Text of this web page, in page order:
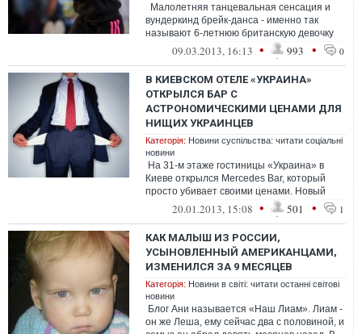
Малолетняя танцевальная сенсация и
вундеркинд брейк-данса - именно так
называют 6-летнюю британскую девочку
со сценическим именем "Би Гёл Терр...
09.03.2013, 16:13 • 993 • 0
В КИЕВСКОМ ОТЕЛЕ «УКРАИНА»
ОТКРЫЛСЯ БАР С
АСТРОНОМИЧЕСКИМИ ЦЕНАМИ ДЛЯ
НИЩИХ УКРАИНЦЕВ
Категорія: Новини суспільства: читати соціальні
новини
На 31-м этаже гостиницы «Украина» в
Киеве открылся Mercedes Bar, который
просто убивает своими ценами. Новый
совместный проект компании Gin...
20.01.2013, 15:08 • 501 • 1
КАК МАЛЫШ ИЗ РОССИИ,
УСЫНОВЛЕННЫЙ АМЕРИКАНЦАМИ,
ИЗМЕНИЛСЯ ЗА 9 МЕСЯЦЕВ
Категорія: Новини в світі: читати останні світові
новини
Блог Ани называется «Наш Лиам». Лиам -
он же Леша, ему сейчас два с половиной, и